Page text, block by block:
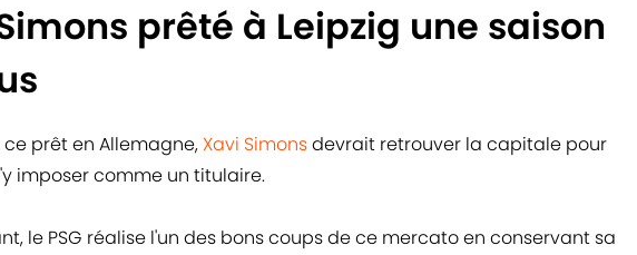
prêté à Leipzig une saison
ce prêt en Allemagne,Xavi Simonsdevrait retrouver la capitale pour
imposer comme un titulaire.
le PSG réalise l'un des bons coups de ce mercato en conservant sa